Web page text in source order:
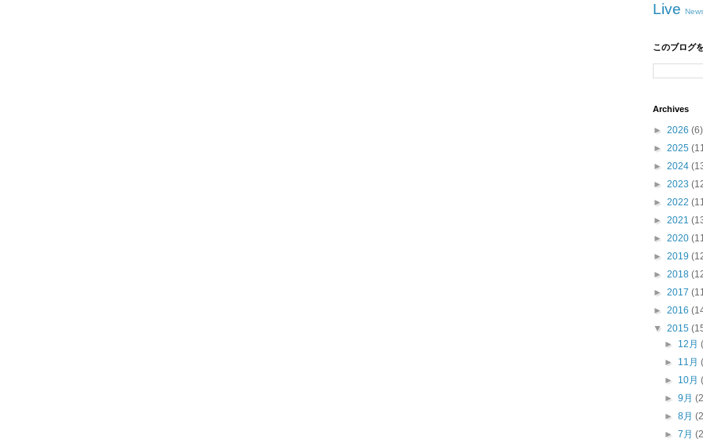
Live
このブログ
Archives
► 2026 (6)
► 2025
► 2024
► 2023
► 2022
► 2021
► 2020
► 2019
► 2018
► 2017
► 2016
▼ 2015
► 12月
► 11月
► 10月
►9月
►8月
►7月